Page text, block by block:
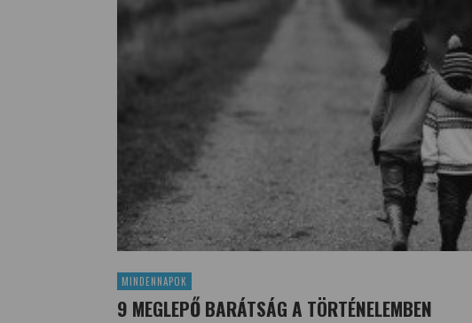
MINDENNAPOK
9 MEGLEPŐ BARÁTSÁG A TÖRTÉNELEMBEN